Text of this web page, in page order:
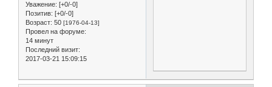
Уважение: [+0/-0]
Позитив: [+0/-0]
Возраст: 50 [1976-04-13]
Провел на форуме:
14 минут
Последний визит:
2017-03-21 15:09:15